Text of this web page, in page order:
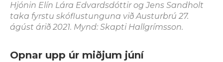
Hjónin Elín Lára Edvardsdóttir og Jens Sandholt
taka fyrstu skóflustunguna við Austurbrú 27.
ágúst árið 2021. Mynd: Skapti Hallgrímsson.
Opnar upp úr miðjum júní